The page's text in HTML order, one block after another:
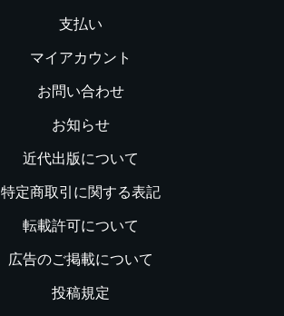
支払い
マイアカウント
お問い合わせ
お知らせ
近代出版について
特定商取引に関する表記
転載許可について
広告のご掲載について
投稿規定